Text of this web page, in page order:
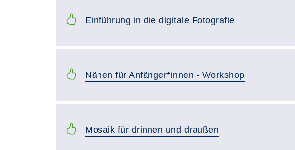
Einführung in die digitale Fotografie
Nähen für Anfänger*innen - Workshop
Mosaik für drinnen und draußen